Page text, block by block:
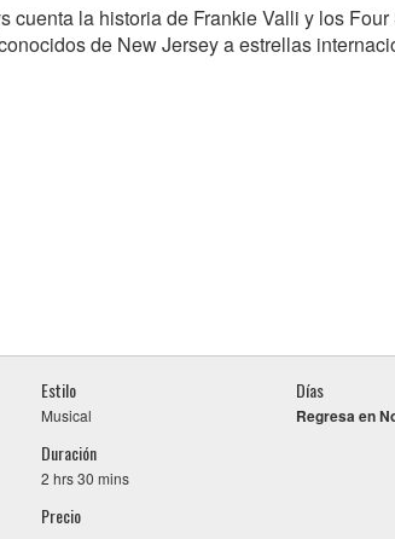
cuenta la historia de Frankie Valli y los
de New Jersey a estrellas
Estilo
Musical
Duración
2 hrs 30 mins
Precio
Días
Regresa en